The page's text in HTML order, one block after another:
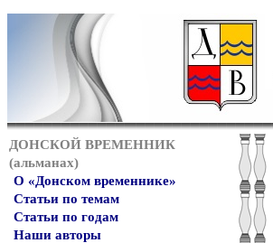
ДОНСКОЙ ВРЕМЕННИК
(альманах)
О «Донском временнике»
Статьи по темам
Статьи по годам
Наши авторы